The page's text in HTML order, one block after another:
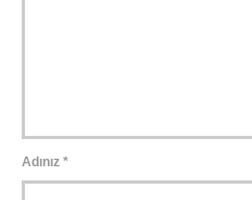
Adınız *